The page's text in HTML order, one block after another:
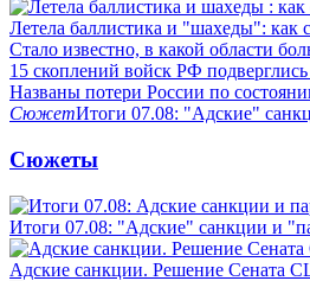
Летела баллистика и "шахеды": как
Стало известно, в какой области
15 скоплений войск РФ
Названы потери России по
СюжетИтоги 07.08: "Адские"
Сюжеты
Итоги 07.08: "Адские" санкции и
Адские санкции. Решение Сената